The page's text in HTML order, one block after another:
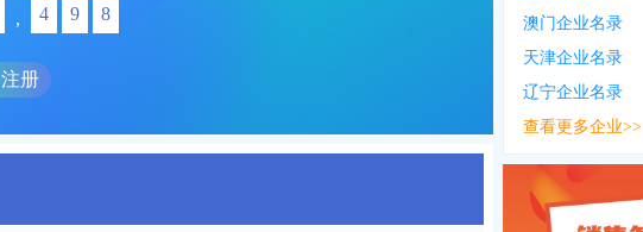
, 4 9 8
注册
澳门企业名录
天津企业名录
辽宁企业名录
查看更多企业>>